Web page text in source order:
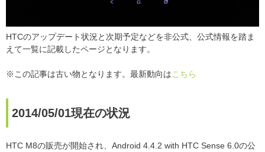
HTCのアップデート状況と次期予定などを非公式、公式情報を踏ま
えて一覧に記載したページとなります。
※この記事は古い物となります。最新動向はこちら
2014/05/01現在の状況
HTC M8の販売が開始され、Android 4.4.2 with HTC Sense 6.0の公